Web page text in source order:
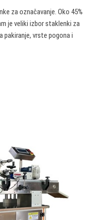
za označavanje. Oko 45%
je veliki izbor staklenki za
vrste pogona i